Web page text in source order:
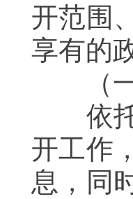
开范围
享有的
（一
依托
开工作
息，同